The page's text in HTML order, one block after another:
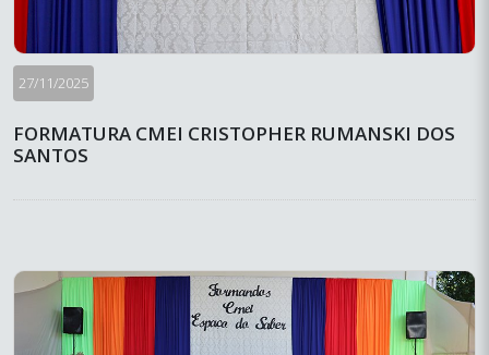
27/11/2025
FORMATURA CMEI CRISTOPHER RUMANSKI DOS
SANTOS